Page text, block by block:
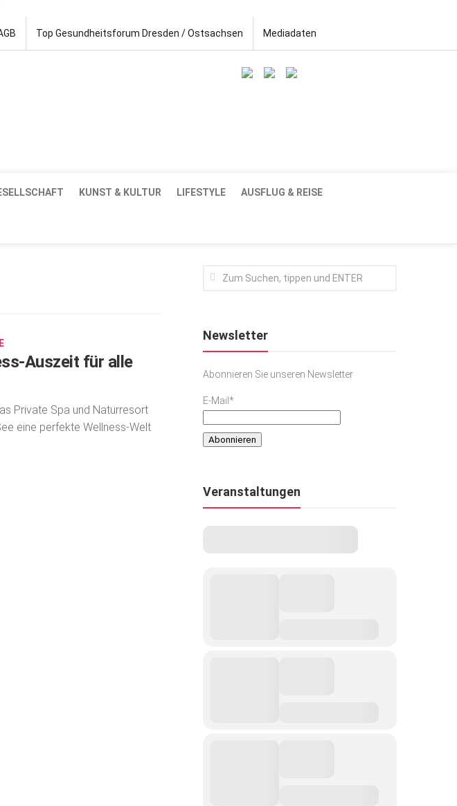
Top Gesundheitsforum Dresden / Ostsachsen Mediadaten
KUNST & KULTUR LIFESTYLE AUSFLUG & REISE
Auszeit für alle
Private Spa und Naturresort
eine perfekte Wellness-Welt
Newsletter
Abonnieren Sie unseren Newsletter
E-Mail*
Veranstaltungen